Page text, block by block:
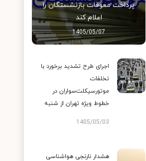
پرداخت معوقات بازنشستگان را
اعلام کند
1405/05/07
اجرای طرح تشدید برخورد با
تخلفات
موتورسیکلت‌سواران در
خطوط ویژه تهران از شنبه
1405/05/03
هشدار نارنجی هواشناسی